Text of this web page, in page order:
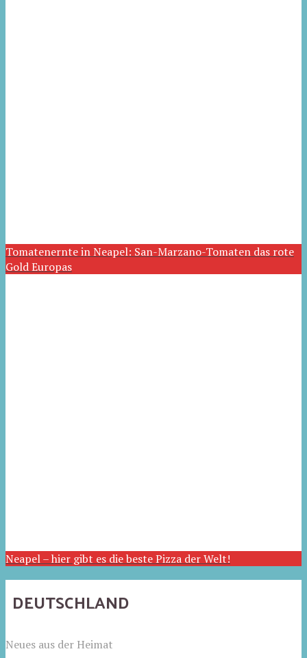
Tomatenernte in Neapel: San-Marzano-Tomaten das rote
Gold Europas
Neapel – hier gibt es die beste Pizza der Welt!
DEUTSCHLAND
Neues aus der Heimat